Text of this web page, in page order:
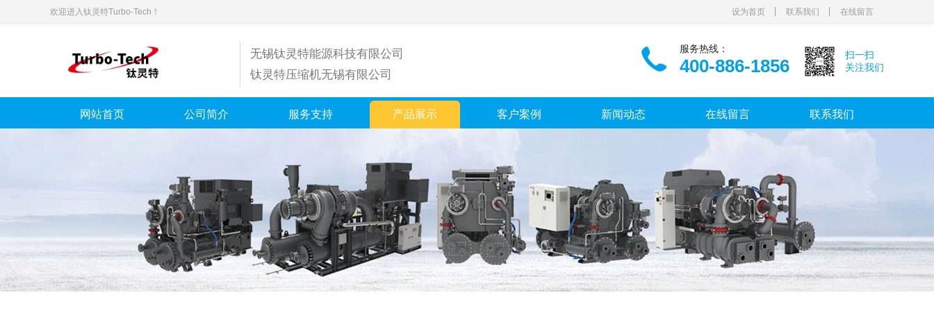
欢迎进入钛灵特Turbo-Tech！ 设为首页 联系我们 在线留言
无锡钛灵特能源科技有限公司
钛灵特压缩机无锡有限公司
扫一扫
关注我们
服务热线：
400-886-1856
网站首页 公司简介 服务支持 产品展示 客户案例 新闻动态 在线留言 联系我们